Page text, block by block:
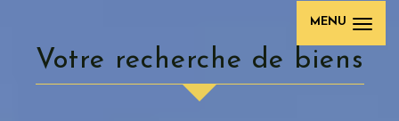
MENU
Votre recherche de biens